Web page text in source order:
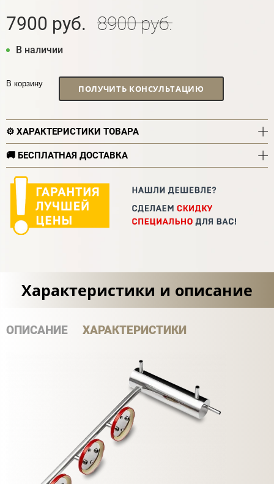
7900 руб. 8900 руб.
В наличии
В корзину ПОЛУЧИТЬ КОНСУЛЬТАЦИЮ
⚙️ ХАРАКТЕРИСТИКИ ТОВАРА
🚚 БЕСПЛАТНАЯ ДОСТАВКА
Характеристики и описание
ОПИСАНИЕ ХАРАКТЕРИСТИКИ